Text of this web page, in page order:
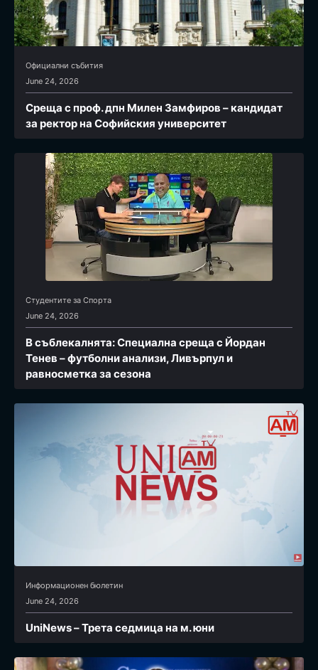
Официални събития
June 24, 2026
Среща с проф. дпн Милен Замфиров – кандидат
за ректор на Софийския университет
Студентите за Спортa
June 24, 2026
В съблекалнята: Специална среща с Йордан
Тенев – футболни анализи, Ливърпул и
равносметка за сезона
Информационен бюлетин
June 24, 2026
UniNews – Трета седмица на м. юни